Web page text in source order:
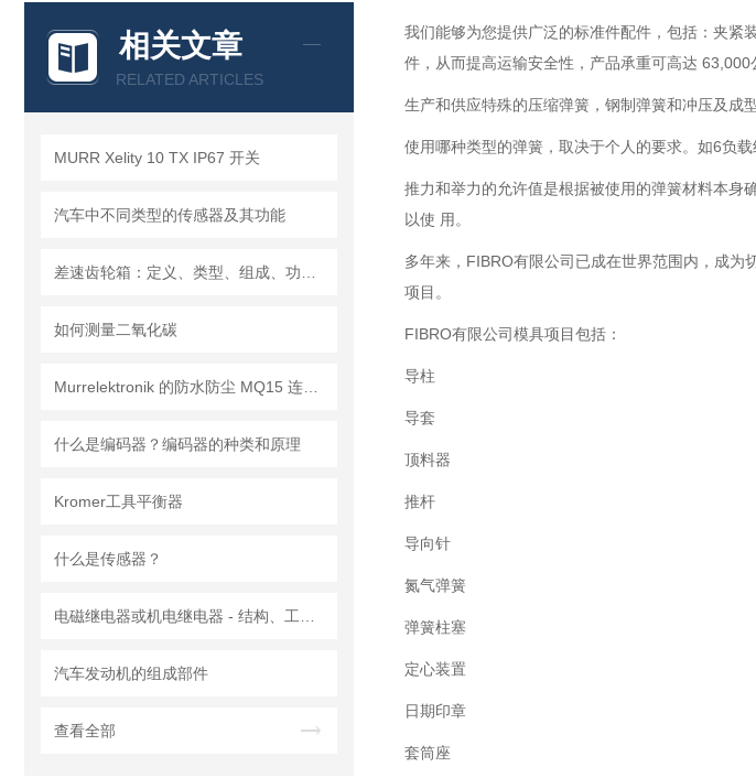
相关文章
RELATED ARTICLES
MURR Xelity 10 TX IP67 开关
汽车中不同类型的传感器及其功能
如何测量二氧化碳
什么是编码器？编码器的种类和原理
Kromer工具平衡器
什么是传感器？
汽车发动机的组成部件
查看全部
我们能够为您提供广泛的标准件配件，包括：夹紧
件，从而提高运输安全性，产品承重可高达 63,000
生产和供应特殊的压缩弹簧，钢制弹簧和冲压及成
使用哪种类型的弹簧，取决于个人的要求。如6负
推力和举力的允许值是根据被使用的弹簧材料本身
以使 用。
多年来，FIBRO有限公司已成在世界范围内，成
项目。
FIBRO有限公司模具项目包括：
导柱
导套
顶料器
推杆
导向针
氮气弹簧
弹簧柱塞
定心装置
日期印章
套筒座